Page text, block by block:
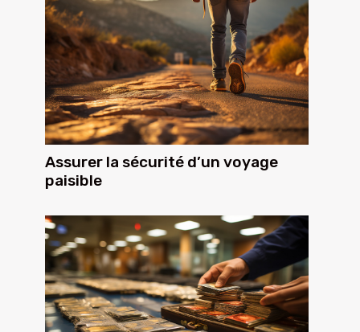
Assurer la sécurité d’un voyage
paisible